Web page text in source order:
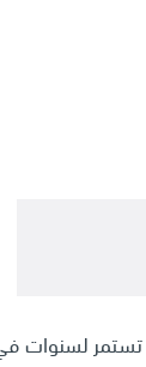
تستمر لسنوات